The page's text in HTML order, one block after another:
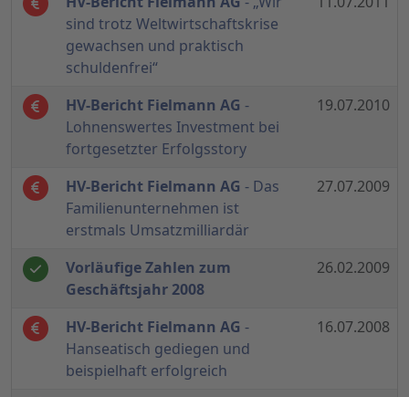
sind trotz Weltwirtschaftskrise
gewachsen und praktisch
schuldenfrei“
HV-Bericht Fielmann AG -
Lohnenswertes Investment bei
fortgesetzter Erfolgsstory
19.07.2010
HV-Bericht Fielmann AG - Das
Familienunternehmen ist
erstmals Umsatzmilliardär
27.07.2009
Vorläufige Zahlen zum
Geschäftsjahr 2008
26.02.2009
HV-Bericht Fielmann AG -
Hanseatisch gediegen und
beispielhaft erfolgreich
16.07.2008